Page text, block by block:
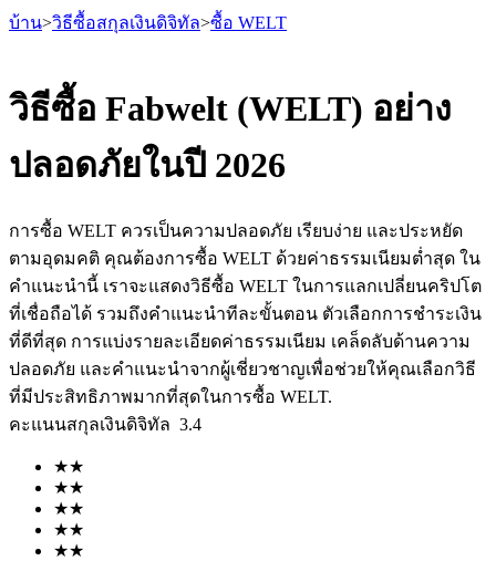
ฟิวเจอร์ส
ฟิวเจอร์ส USDT
บ้าน>วิธีซื้อสกุลเงินดิจิทัล>ซื้อ WELT
วิธีซื้อ Fabwelt (WELT) อย่าง
ปลอดภัยในปี 2026
การซื้อ WELT ควรเป็นความปลอดภัย เรียบง่าย และประหยัด
ตามอุดมคติ คุณต้องการซื้อ WELT ด้วยค่าธรรมเนียมต่ำสุด ใน
คำแนะนำนี้ เราจะแสดงวิธีซื้อ WELT ในการแลกเปลี่ยนคริปโต
ที่เชื่อถือได้ รวมถึงคำแนะนำทีละขั้นตอน ตัวเลือกการชำระเงิน
ที่ดีที่สุด การแบ่งรายละเอียดค่าธรรมเนียม เคล็ดลับด้านความ
ปลอดภัย และคำแนะนำจากผู้เชี่ยวชาญเพื่อช่วยให้คุณเลือกวิธี
ที่มีประสิทธิภาพมากที่สุดในการซื้อ WELT.
คะแนนสกุลเงินดิจิทัล 3.4
★★
★★
★★
★★
★★